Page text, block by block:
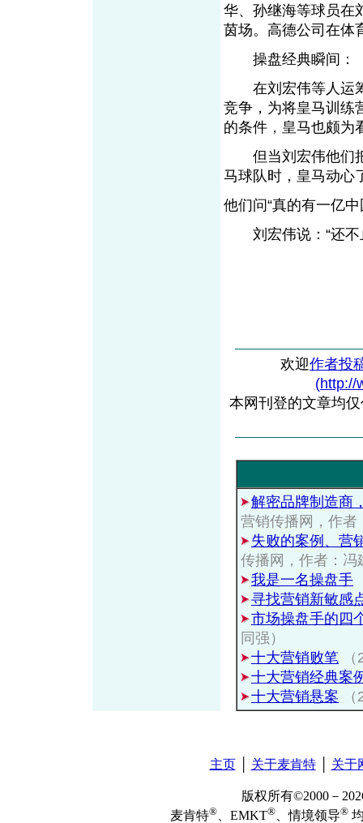
华、孙继海等球员在
茵场。高德公司在体
操盘经典瞬间：
在刘宏伟等人运筹
竞争，为将皇马训练
的条件，皇马也颇为
但当刘宏伟他们把
马球队时，皇马动心
他们问“真的有一亿
刘宏伟说：“还不
欢迎作者投
(http://
本网刊登的文章均
解密品牌制造商
营销传播网，作者
失败的案例、营
传播网，作者：冯
我是一名操盘手
寻找营销新敏感
市场操盘手的四
同强）
十大营销败笔
十大营销经典案
十大营销悬案
主页│ 关于麦肯特│ 关于
版权所有©2000－
麦肯特® 、EMKT® 、情境领导®